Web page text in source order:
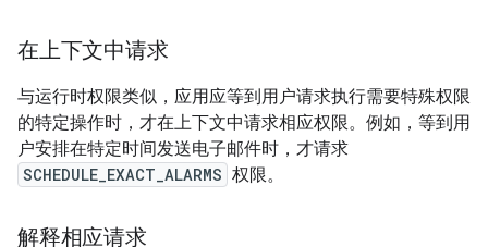
在上下文中请求
与运行时权限类似，应用应等到用户请求执行需要特殊权限
的特定操作时，才在上下文中请求相应权限。例如，等到用
户安排在特定时间发送电子邮件时，才请求
SCHEDULE_EXACT_ALARMS 权限。
解释相应请求